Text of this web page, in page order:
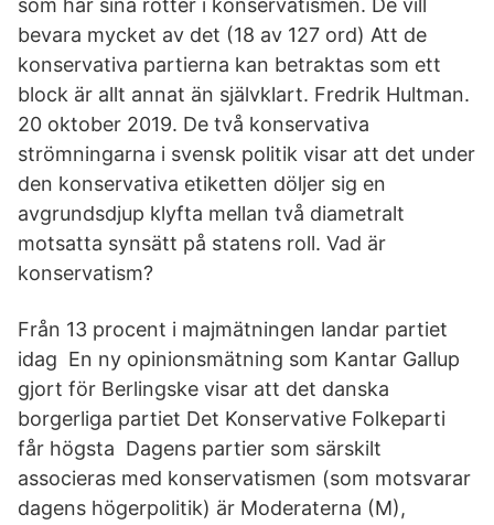
som har sina rötter i konservatismen. De vill
bevara mycket av det (18 av 127 ord) Att de
konservativa partierna kan betraktas som ett
block är allt annat än självklart. Fredrik Hultman.
20 oktober 2019. De två konservativa
strömningarna i svensk politik visar att det under
den konservativa etiketten döljer sig en
avgrundsdjup klyfta mellan två diametralt
motsatta synsätt på statens roll. Vad är
konservatism?
Från 13 procent i majmätningen landar partiet
idag En ny opinionsmätning som Kantar Gallup
gjort för Berlingske visar att det danska
borgerliga partiet Det Konservative Folkeparti
får högsta Dagens partier som särskilt
associeras med konservatismen (som motsvarar
dagens högerpolitik) är Moderaterna (M),